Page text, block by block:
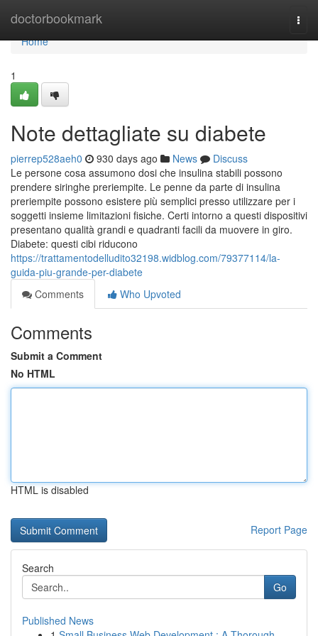
doctorbookmark
Home
Home
1
Note dettagliate su diabete
pierrep528aeh0 930 days ago News
Discuss
Le persone cosa assumono dosi che insulina stabili possono
prendere siringhe preriempite. Le penne da parte di insulina
preriempite possono esistere più semplici presso utilizzare per i
soggetti insieme limitazioni fisiche. Certi intorno a questi dispositivi
presentano qualità grandi e quadranti facili da muovere in giro.
Diabete: questi cibi riducono
https://trattamentodelludito32198.widblog.com/79377114/la-
guida-piu-grande-per-diabete
Comments
Who Upvoted
Comments
Submit a Comment
No HTML
HTML is disabled
Report Page
Search
Go
Published News